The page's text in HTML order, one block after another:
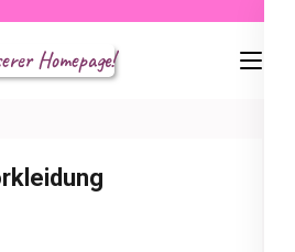
Willkommen auf